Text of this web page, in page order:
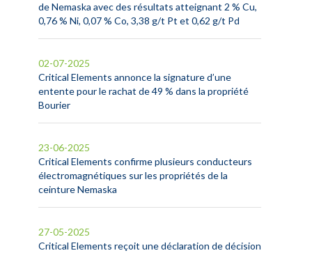
de Nemaska avec des résultats atteignant 2 % Cu,
0,76 % Ni, 0,07 % Co, 3,38 g/t Pt et 0,62 g/t Pd
Critical Elements annonce la signature d’une
entente pour le rachat de 49 % dans la propriété
Bourier
02-07-2025
Critical Elements confirme plusieurs conducteurs
électromagnétiques sur les propriétés de la
ceinture Nemaska
23-06-2025
Critical Elements reçoit une déclaration de décision
27-05-2025